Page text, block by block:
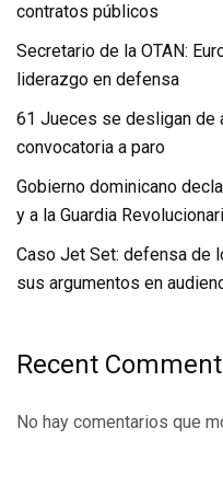
contratos públicos
Secretario de la OTAN:
liderazgo en defensa
61 Jueces se desligan de
convocatoria a paro
Gobierno dominicano
y a la Guardia
Caso Jet Set: defensa de
sus argumentos en
Recent
No hay comentarios que